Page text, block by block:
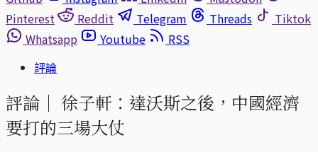
Pinterest
Reddit Telegram Threads
Tiktok
Whatsapp
Youtube
RSS
評論
評論｜ 徐子軒：達沃斯之後，中國經濟
要打的三場大仗